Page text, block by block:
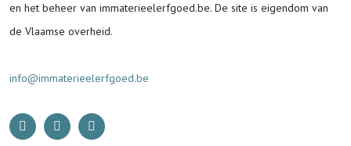
en het beheer van immaterieelerfgoed.be. De site is eigendom van
de Vlaamse overheid.
info@immaterieelerfgoed.be